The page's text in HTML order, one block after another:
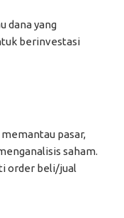
dana yang
berinvestasi
pasar,
saham.
order beli/jual